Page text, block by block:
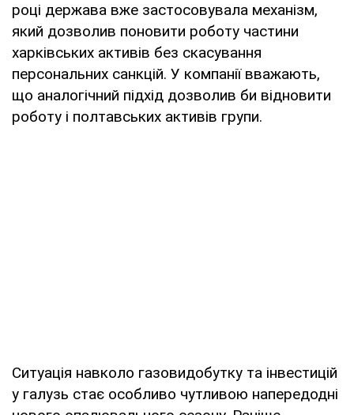
році держава вже застосовувала механізм,
який дозволив поновити роботу частини
харківських активів без скасування
персональних санкцій. У компанії вважають,
що аналогічний підхід дозволив би відновити
роботу і полтавських активів групи.
Ситуація навколо газовидобутку та інвестицій
у галузь стає особливо чутливою напередодні